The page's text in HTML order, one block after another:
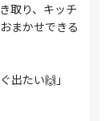
取り、キッチ
まかせできる
出たい🙌」